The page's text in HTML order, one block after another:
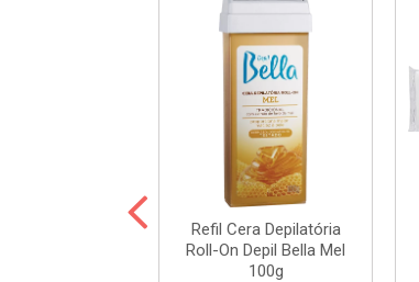
Refil Cera Depilatória
Roll-On Depil Bella Mel
100g